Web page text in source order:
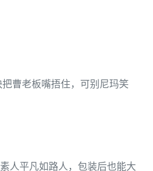
曹老板嘴捂住，可别尼玛笑
人平凡如路人，包装后也能大